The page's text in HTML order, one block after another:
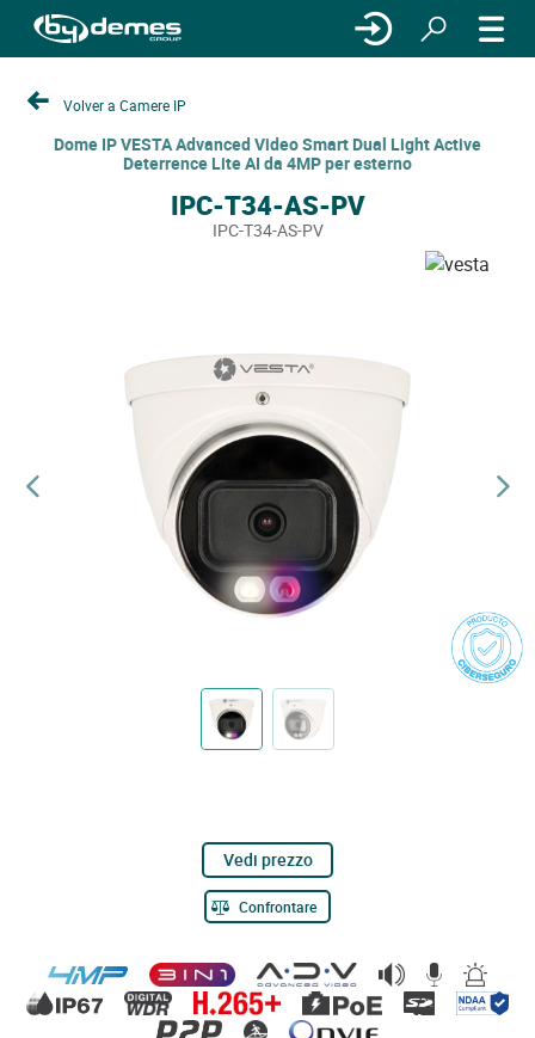
Volver a Camere IP
Dome IP VESTA Advanced Video Smart Dual Light Active
Deterrence Lite AI da 4MP per esterno
IPC-T34-AS-PV
IPC-T34-AS-PV
Vedi prezzo
Confrontare